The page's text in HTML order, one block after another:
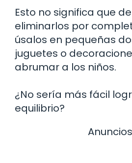
Esto no significa que
eliminarlos por
úsalos en pequeñas
juguetes o
abrumar a los niños.
¿No sería más fácil
equilibrio?
Anuncios